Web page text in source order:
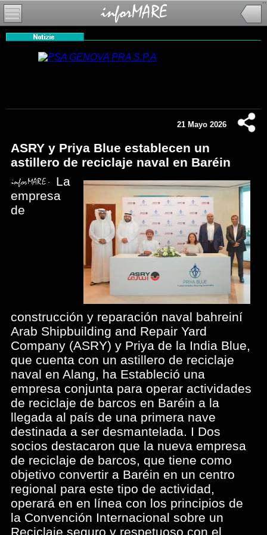
21 Mayo 2026
ASRY y Priya Blue establecen un
astillero de reciclaje naval en Baréin
La
empresa
de
construcción y reparación naval bahreiní
Arab Shipbuilding and Repair Yard
Company (ASRY) y Priya de la India Blue,
que cuenta con un astillero de reciclaje
naval en Alang, ha Estableció una
empresa conjunta para operar actividades
de reciclaje de barcos en Baréin a la
llegada al país de una primera nave
destinada a ser desmantelada. I Dos
socios destacaron que la nueva empresa
de reciclaje de barcos, que tiene como
objetivo convertir a Baréin en un centro
regional para este tipo de actividad,
operará en en línea con los principios de
la Convención Internacional sobre un
Reciclaje seguro y respetuoso con el